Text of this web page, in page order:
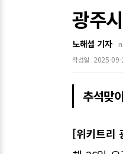
광주
노해섭 기자
작성일 2025-
추석맞
[위키트리